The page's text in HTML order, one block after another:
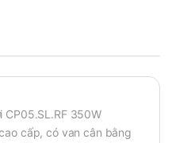
350W
cấp, có van cân bằng